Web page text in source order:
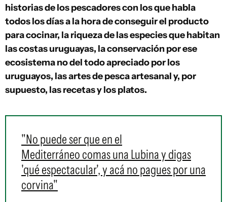
historias de los pescadores con los que habla
todos los días a la hora de conseguir el producto
para cocinar, la riqueza de las especies que habitan
las costas uruguayas, la conservación por ese
ecosistema no del todo apreciado por los
uruguayos, las artes de pesca artesanal y, por
supuesto, las recetas y los platos.
"No puede ser que en el
Mediterráneo comas una Lubina y digas
'qué espectacular', y acá no pagues por una
corvina"